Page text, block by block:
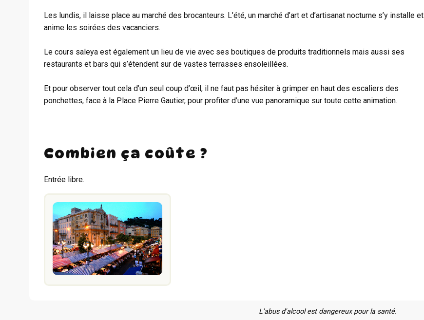
Les lundis, il laisse place au marché des brocanteurs. L’été, un marché d’art et d’artisanat nocturne s’y installe et
anime les soirées des vacanciers.
Le cours saleya est également un lieu de vie avec ses boutiques de produits traditionnels mais aussi ses
restaurants et bars qui s’étendent sur de vastes terrasses ensoleillées.
Et pour observer tout cela d’un seul coup d’œil, il ne faut pas hésiter à grimper en haut des escaliers des
ponchettes, face à la Place Pierre Gautier, pour profiter d’une vue panoramique sur toute cette animation.
Combien ça coûte ?
Entrée libre.
L'abus d'alcool est dangereux pour la santé.